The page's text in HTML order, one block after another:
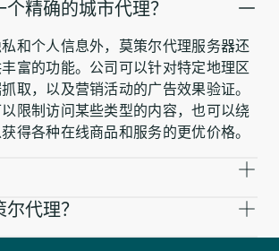
精确的城市代理？
和个人信息外，莫策尔代理服务器还
富的功能。公司可以针对特定地理区
取，以及营销活动的广告效果验证。
限制访问某些类型的内容，也可以绕
得各种在线商品和服务的更优价格。
代理？